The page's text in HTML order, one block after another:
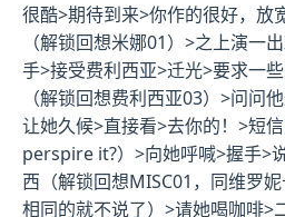
很酷>期待到来>你作的很好，放
（解锁回想米娜01）>之上演一
手>接受费利西亚>迁光>要求一
（解锁回想费利西亚03）>问问
让她久候>直接看>去你的！>短
perspire it?）>向她呼喊>握手>
西（解锁回想MISC01，同维罗
相同的就不说了）>请她喝咖啡>